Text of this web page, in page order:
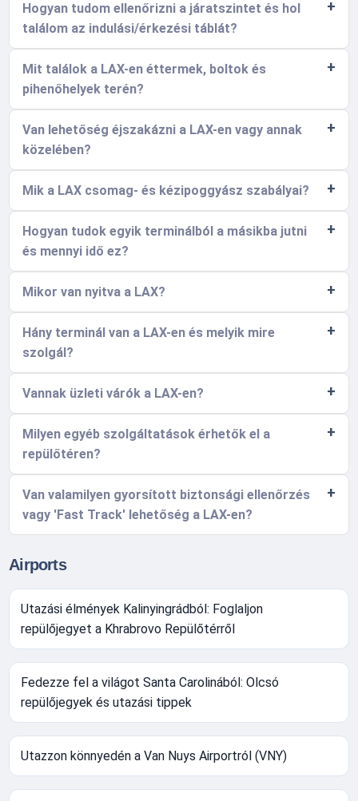
Hogyan tudom ellenőrizni a járatszintet és hol
találom az indulási/érkezési táblát?
Mit találok a LAX-en éttermek, boltok és
pihenőhelyek terén?
Van lehetőség éjszakázni a LAX-en vagy annak
közelében?
Mik a LAX csomag- és kézipoggyász szabályai?
Hogyan tudok egyik terminálból a másikba jutni
és mennyi idő ez?
Mikor van nyitva a LAX?
Hány terminál van a LAX-en és melyik mire
szolgál?
Vannak üzleti várók a LAX-en?
Milyen egyéb szolgáltatások érhetők el a
repülőtéren?
Van valamilyen gyorsított biztonsági ellenőrzés
vagy 'Fast Track' lehetőség a LAX-en?
Airports
Utazási élmények Kalinyingrádból: Foglaljon
repülőjegyet a Khrabrovo Repülőtérről
Fedezze fel a világot Santa Carolinából: Olcsó
repülőjegyek és utazási tippek
Utazzon könnyedén a Van Nuys Airportról (VNY)